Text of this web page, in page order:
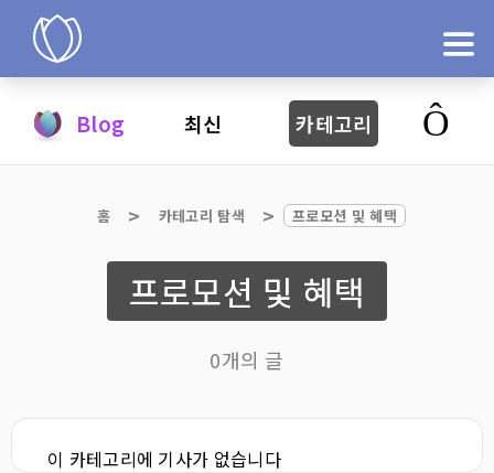
지금 시도
Blog 최신 카테고리
홈 카테고리 탐색 프로모션 및 혜택
프로모션 및 혜택
0개의 글
이 카테고리에 기사가 없습니다